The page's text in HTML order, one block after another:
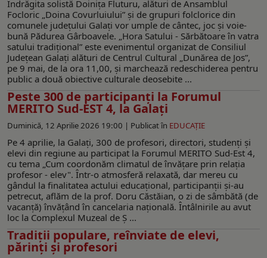
Îndrăgita solistă Doinița Fluturu, alături de Ansamblul
Focloric „Doina Covurluiului” și de grupuri folclorice din
comunele județului Galați vor umple de cântec, joc și voie-
bună Pădurea Gârboavele. „Hora Satului - Sărbătoare în vatra
satului tradițional” este evenimentul organizat de Consiliul
Județean Galați alături de Centrul Cultural „Dunărea de Jos”,
pe 9 mai, de la ora 11,00, și marchează redeschiderea pentru
public a două obiective culturale deosebite ...
Peste 300 de participanţi la Forumul
MERITO Sud-EST 4, la Galaţi
Duminică, 12 Aprilie 2026 19:00 | Publicat în EDUCAŢIE
Pe 4 aprilie, la Galaţi, 300 de profesori, directori, studenţi şi
elevi din regiune au participat la Forumul MERITO Sud-Est 4,
cu tema „Cum coordonăm climatul de învățare prin relația
profesor - elev". Într-o atmosferă relaxată, dar mereu cu
gândul la finalitatea actului educaţional, participanţii şi-au
petrecut, aflăm de la prof. Doru Căstăian, o zi de sâmbătă (de
vacanţă) învăţând în cancelaria naţională. Întâlnirile au avut
loc la Complexul Muzeal de Ș ...
Tradiții populare, reînviate de elevi,
părinți și profesori